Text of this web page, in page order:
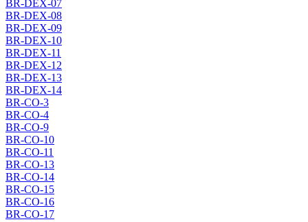
BR-DEX-07
BR-DEX-08
BR-DEX-09
BR-DEX-10
BR-DEX-11
BR-DEX-12
BR-DEX-13
BR-DEX-14
BR-CO-3
BR-CO-4
BR-CO-9
BR-CO-10
BR-CO-11
BR-CO-13
BR-CO-14
BR-CO-15
BR-CO-16
BR-CO-17